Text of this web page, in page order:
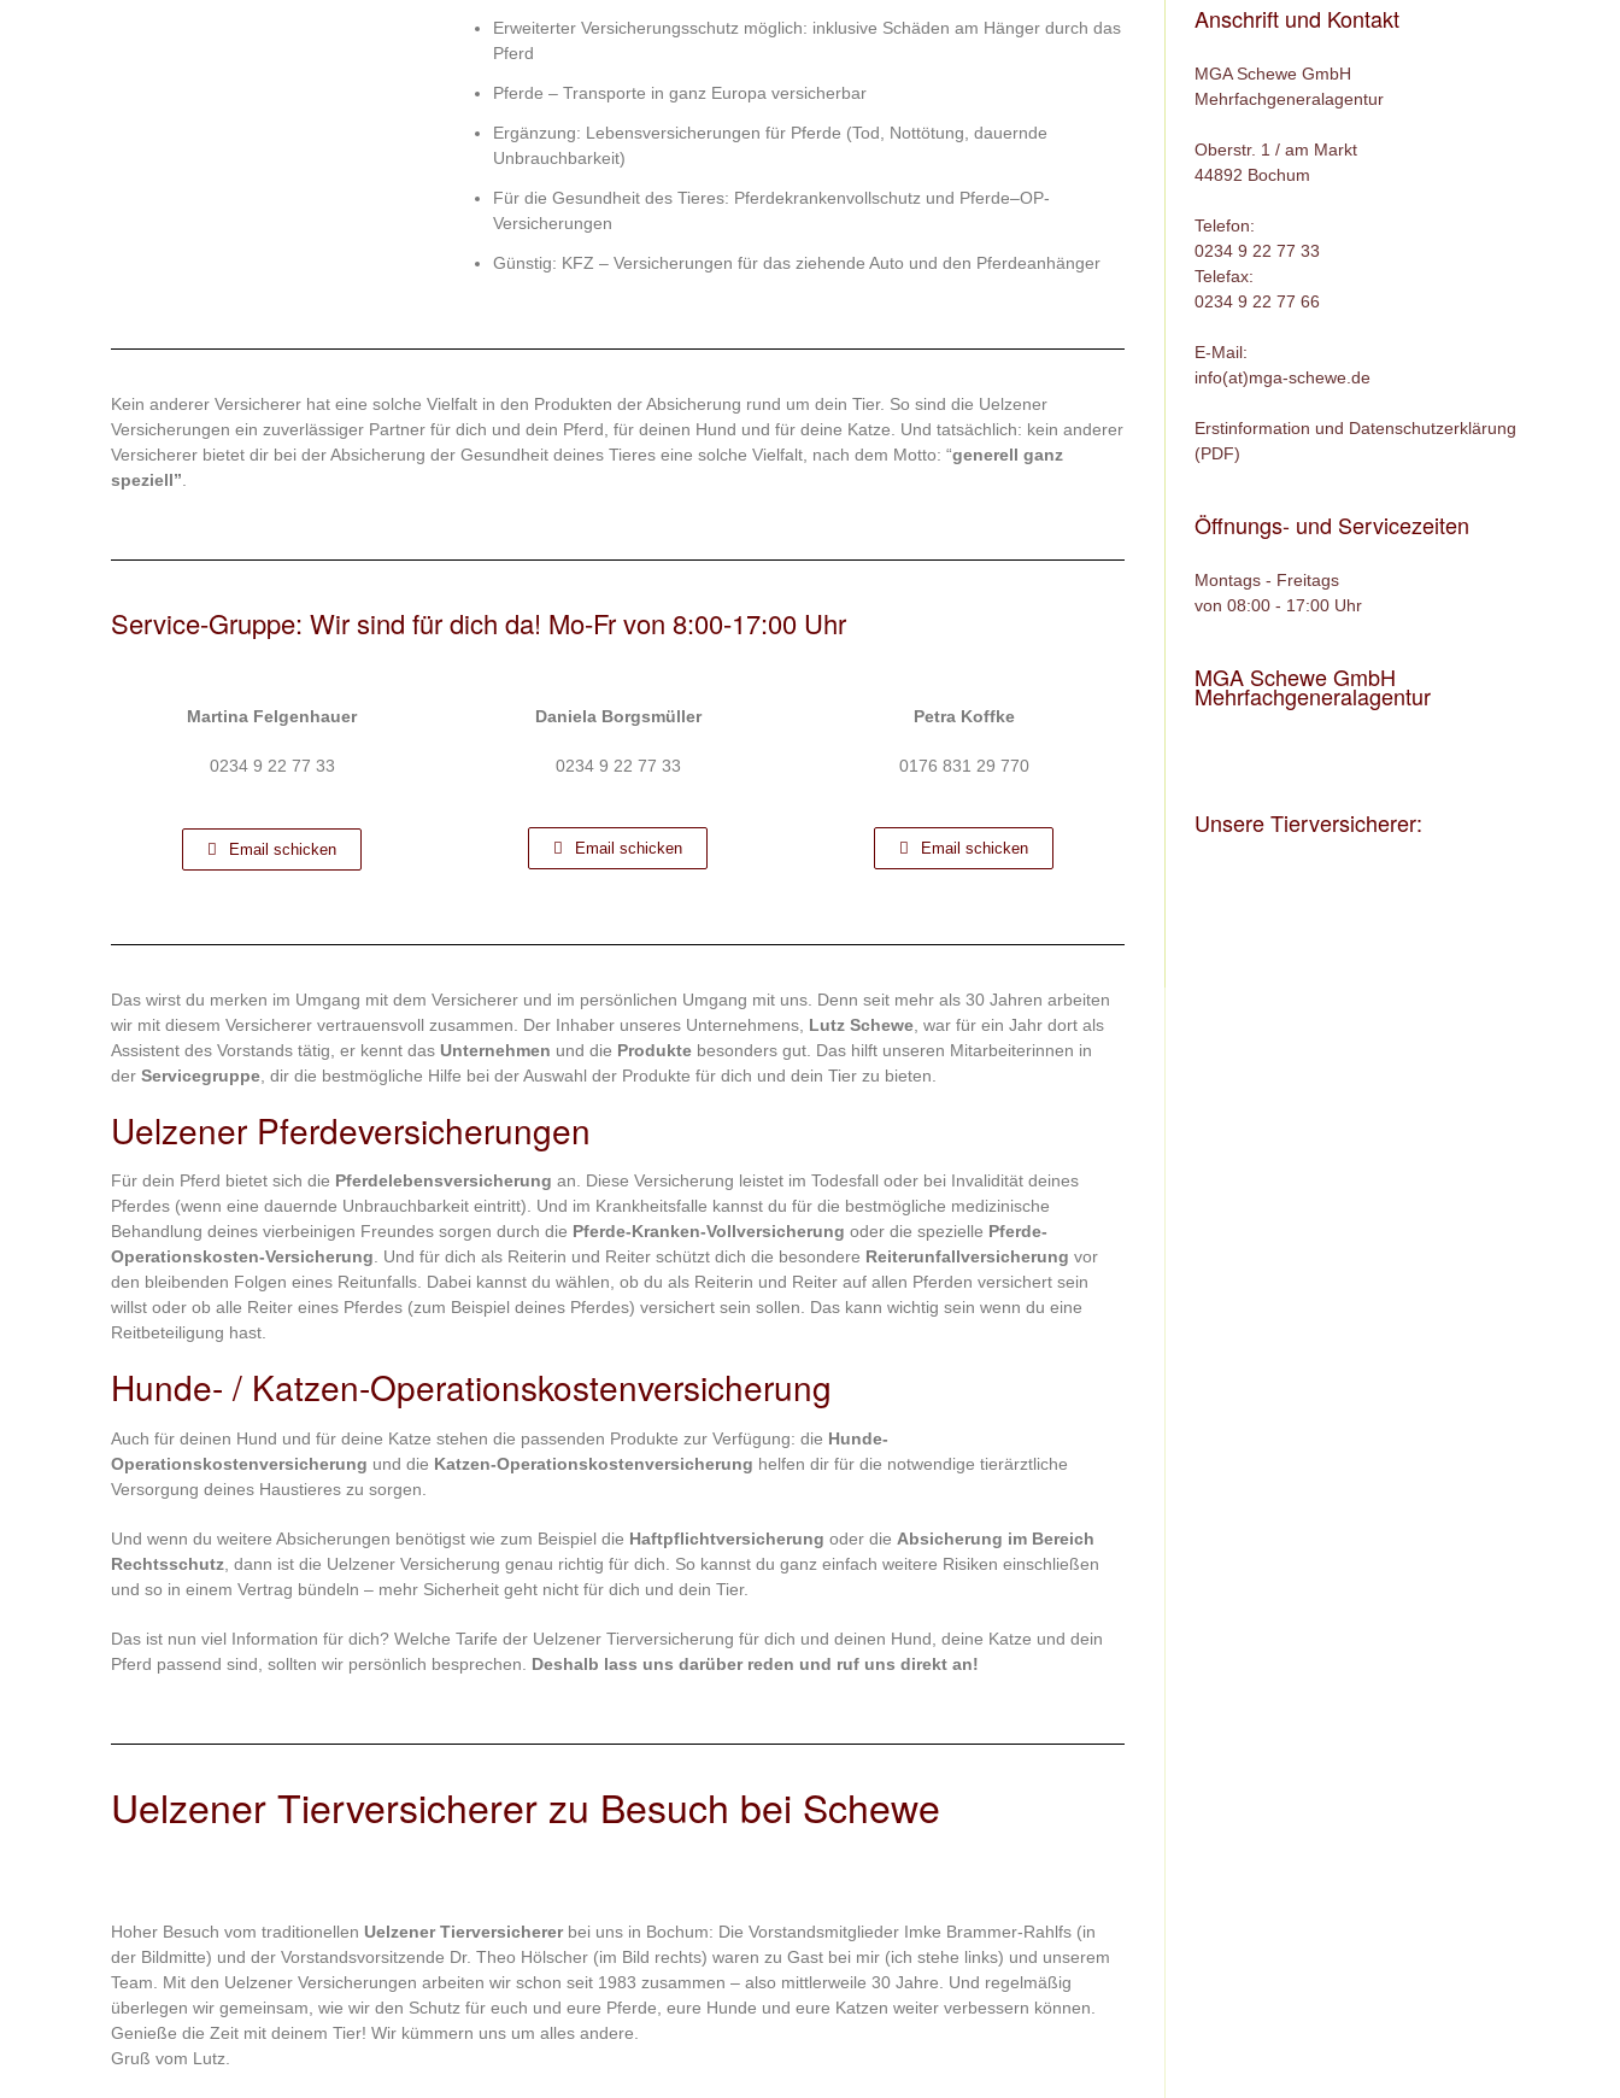
Erweiterter Versicherungsschutz möglich: inklusive Schäden am Hänger durch das
Pferd
Pferde – Transporte in ganz Europa versicherbar
Ergänzung: Lebensversicherungen für Pferde (Tod, Nottötung, dauernde
Unbrauchbarkeit)
Für die Gesundheit des Tieres: Pferdekrankenvollschutz und Pferde–OP-
Versicherungen
Günstig: KFZ – Versicherungen für das ziehende Auto und den Pferdeanhänger
Kein anderer Versicherer hat eine solche Vielfalt in den Produkten der Absicherung rund um dein Tier. So sind die Uelzener
Versicherungen ein zuverlässiger Partner für dich und dein Pferd, für deinen Hund und für deine Katze. Und tatsächlich: kein anderer
Versicherer bietet dir bei der Absicherung der Gesundheit deines Tieres eine solche Vielfalt, nach dem Motto: “generell ganz
speziell”
Service-Gruppe: Wir sind für dich da! Mo-Fr von 8:00-17:00 Uhr
Martina Felgenhauer
0234 9 22 77 33
Email schicken
Daniela Borgsmüller
0234 9 22 77 33
Email schicken
Petra Koffke
0176 831 29 770
Email schicken
Das wirst du merken im Umgang mit dem Versicherer und im persönlichen Umgang mit uns. Denn seit mehr als 30 Jahren arbeiten
wir mit diesem Versicherer vertrauensvoll zusammen. Der Inhaber unseres Unternehmens, Lutz Schewe , war für ein Jahr dort als
Assistent des Vorstands tätig, er kennt das Unternehmen und die Produkte besonders gut. Das hilft unseren Mitarbeiterinnen in
der Servicegruppe , dir die bestmögliche Hilfe bei der Auswahl der Produkte für dich und dein Tier zu bieten.
Uelzener Pferdeversicherungen
Für dein Pferd bietet sich die Pferdelebensversicherung an. Diese Versicherung leistet im Todesfall oder bei Invalidität deines
Pferdes (wenn eine dauernde Unbrauchbarkeit eintritt). Und im Krankheitsfalle kannst du für die bestmögliche medizinische
Behandlung deines vierbeinigen Freundes sorgen durch die Pferde-Kranken-Vollversicherung oder die spezielle Pferde-
Operationskosten-Versicherung. Und für dich als Reiterin und Reiter schützt dich die besondere Reiterunfallversicherung vor
den bleibenden Folgen eines Reitunfalls. Dabei kannst du wählen, ob du als Reiterin und Reiter auf allen Pferden versichert sein
willst oder ob alle Reiter eines Pferdes (zum Beispiel deines Pferdes) versichert sein sollen. Das kann wichtig sein wenn du eine
Reitbeteiligung hast.
Hunde- / Katzen-Operationskostenversicherung
Auch für deinen Hund und für deine Katze stehen die passenden Produkte zur Verfügung: die Hunde-
Operationskostenversicherung und die Katzen-Operationskostenversicherung helfen dir für die notwendige tierärztliche
Versorgung deines Haustieres zu sorgen.
Und wenn du weitere Absicherungen benötigst wie zum Beispiel die Haftpflichtversicherung oder die Absicherung im Bereich
Rechtsschutz , dann ist die Uelzener Versicherung genau richtig für dich. So kannst du ganz einfach weitere Risiken einschließen
und so in einem Vertrag bündeln – mehr Sicherheit geht nicht für dich und dein Tier.
Das ist nun viel Information für dich? Welche Tarife der Uelzener Tierversicherung für dich und deinen Hund, deine Katze und dein
Pferd passend sind, sollten wir persönlich besprechen. Deshalb lass uns darüber reden und ruf uns direkt an!
Uelzener Tierversicherer zu Besuch bei Schewe
Hoher Besuch vom traditionellen Uelzener Tierversichererbei uns in Bochum: Die Vorstandsmitglieder Imke Brammer-Rahlfs (in
der Bildmitte) und der Vorstandsvorsitzende Dr. Theo Hölscher (im Bild rechts) waren zu Gast bei mir (ich stehe links) und unserem
Team. Mit den Uelzener Versicherungen arbeiten wir schon seit 1983 zusammen – also mittlerweile 30 Jahre. Und regelmäßig
überlegen wir gemeinsam, wie wir den Schutz für euch und eure Pferde, eure Hunde und eure Katzen weiter verbessern können.
Genieße die Zeit mit deinem Tier! Wir kümmern uns um alles andere.
Gruß vom Lutz.
Anschrift und Kontakt
MGA Schewe GmbH
Mehrfachgeneralagentur
Oberstr. 1 / am Markt
44892 Bochum
Telefon:
0234 9 22 77 33
Telefax:
0234 9 22 77 66
E-Mail:
info(at)mga-schewe.de
Erstinformation und Datenschutzerklärung
(PDF)
Öffnungs- und Servicezeiten
Montags - Freitags
von 08:00 - 17:00 Uhr
MGA Schewe GmbH
Mehrfachgeneralagentur
Unsere Tierversicherer: